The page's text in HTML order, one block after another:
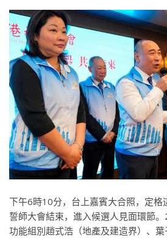
下午6時10分，台上嘉賓大合照，定格
誓師大會結束，進入候選人見面環節。
功能組別趙式浩（地產及建造界）、